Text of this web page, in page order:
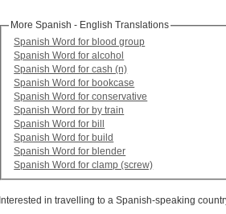
More Spanish - English Translations
Spanish Word for blood group
Spanish Word for alcohol
Spanish Word for cash (n)
Spanish Word for bookcase
Spanish Word for conservative
Spanish Word for by train
Spanish Word for bill
Spanish Word for build
Spanish Word for blender
Spanish Word for clamp (screw)
Interested in travelling to a Spanish-speaking